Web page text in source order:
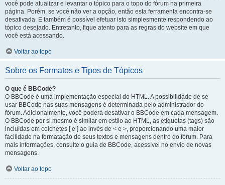
você pode atualizar e levantar o tópico para o topo do fórum na primeira
página. Porém, se você não ver a opção, então esta ferramenta encontra-se
desativada. E também é possível efetuar isto simplesmente respondendo ao
tópico desejado. Entretanto, fique atento para as regras do website em que
você está acessando.
Voltar ao topo
Sobre os Formatos e Tipos de Tópicos
O que é BBCode?
O BBCode é uma implementação especial do HTML. A possibilidade de se
usar BBCode nas suas mensagens é determinada pelo administrador do
fórum. Adicionalmente, você poderá desativar o BBCode em cada mensagem.
O BBCode por si mesmo é similar em estilo ao HTML, as etiquetas (tags) são
incluídas em colchetes [ e ] ao invés de < e >, proporcionando uma maior
facilidade na formatação de seus textos e mensagens dentro do fórum. Para
mais informações, consulte o guia de BBCode, acessível no envio de novas
mensagens.
Voltar ao topo